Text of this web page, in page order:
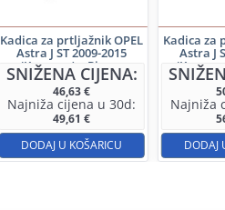
Kadica za prtljažnik OPEL
Astra J ST 2009-2015
(Karavan) – Rigum
SNIŽENA CIJENA:
46,63€
Najniža cijena u 30d:
49,61€
DODAJ U KOŠARICU
Kadica za
Astra J
Najniža
DODAJ